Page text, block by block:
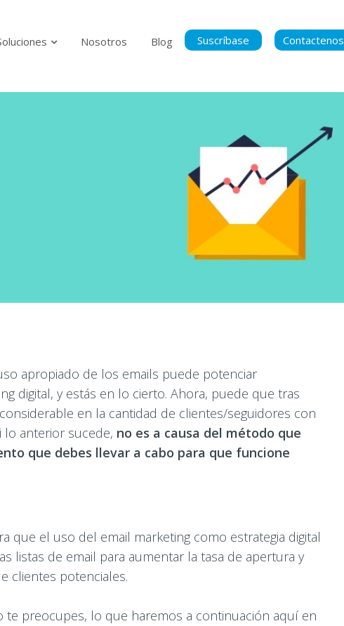
Nosotros Blog Suscríbase
al tanto del contenido nuevo
Politica Privacidad
Acepto la Política de Privacidad
Contactenos
apropiado de los emails puede potenciar
digital, y estás en lo cierto. Ahora, puede que tras
en la cantidad de clientes/seguidores con
lo anterior sucede, no es a causa del método que
que debes llevar a cabo para que funcione
que el uso del email marketing como estrategia digital
listas de email para aumentar la tasa de apertura y
clientes potenciales.
te preocupes, lo que haremos a continuación aquí en